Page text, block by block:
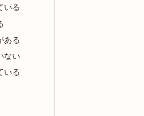
いる
ある
ない
いる